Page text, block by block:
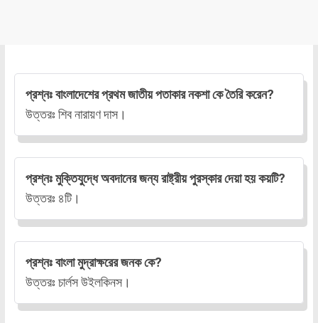
প্রশ্নঃ বাংলাদেশের প্রথম জাতীয় পতাকার নকশা কে তৈরি করেন?
উত্তরঃ শিব নারায়ণ দাস।
প্রশ্নঃ মুক্তিযুদ্ধে অবদানের জন্য রাষ্ট্রীয় পুরস্কার দেয়া হয় কয়টি?
উত্তরঃ ৪টি।
প্রশ্নঃ বাংলা মুদ্রাক্ষরের জনক কে?
উত্তরঃ চার্লস উইলকিনস।